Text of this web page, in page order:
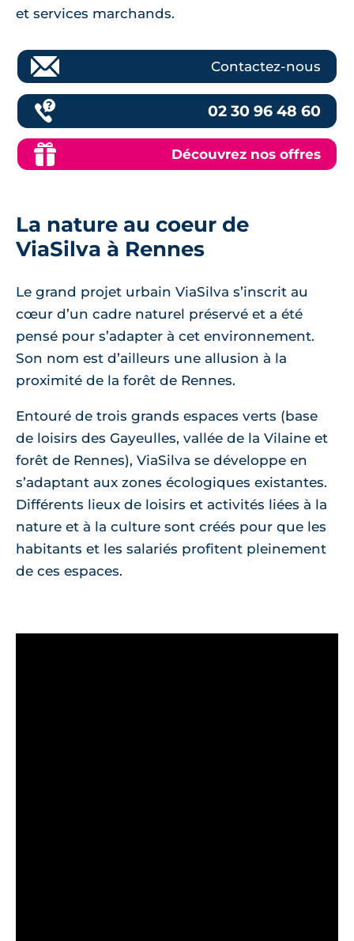
et services marchands.
Contactez-nous
02 30 96 48 60
Découvrez nos offres
La nature au coeur de
ViaSilva à Rennes
Le grand projet urbain ViaSilva s’inscrit au
cœur d’un cadre naturel préservé et a été
pensé pour s’adapter à cet environnement.
Son nom est d’ailleurs une allusion à la
proximité de la forêt de Rennes.
Entouré de trois grands espaces verts (base
de loisirs des Gayeulles, vallée de la Vilaine et
forêt de Rennes), ViaSilva se développe en
s’adaptant aux zones écologiques existantes.
Différents lieux de loisirs et activités liées à la
nature et à la culture sont créés pour que les
habitants et les salariés profitent pleinement
de ces espaces.